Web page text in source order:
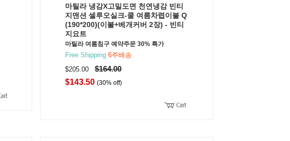
마틸라 냉감X고밀도면 천연냉감 빈티
지맨션 셀루오실크-쿨 여름차렵이불 Q
(190*200)(이불+베개커버 2장) - 빈티
지요트
마틸라 여름침구 예약주문 30% 특가
Free Shipping 6주배송
$205.00$164.00
$143.50 (30% off)